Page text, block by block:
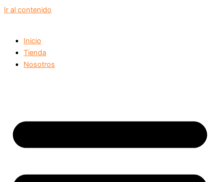
Ir al contenido
Inicio
Tienda
Nosotros